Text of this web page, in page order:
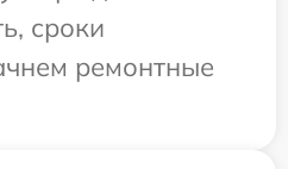
сроки
ремонтные